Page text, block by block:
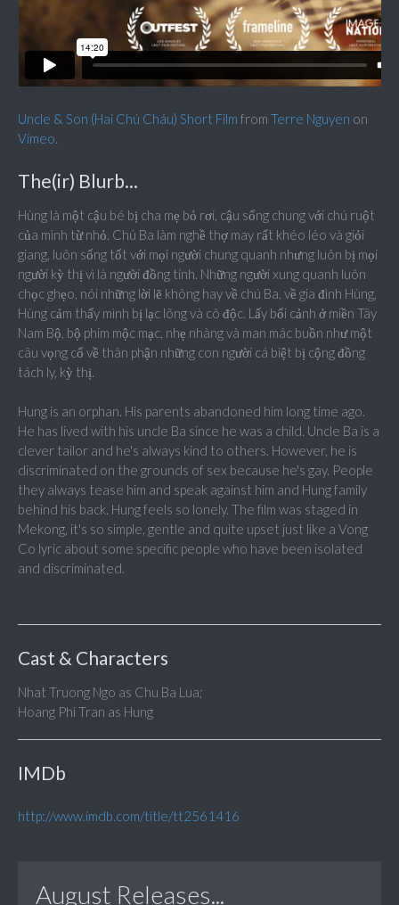
Uncle & Son (Hai Chú Cháu) Short Film from Terre Nguyen on
Vimeo.
The(ir) Blurb...
Hùng là một cậu bé bị cha mẹ bỏ rơi, cậu sống chung với chú ruột
của mình từ nhỏ. Chú Ba làm nghề thợ may rất khéo léo và giỏi
giang, luôn sống tốt với mọi người chung quanh nhưng luôn bị mọi
người kỳ thị vì là người đồng tính. Những người xung quanh luôn
chọc ghẹo, nói những lời lẽ không hay về chú Ba, về gia đình Hùng,
Hùng cảm thấy mình bị lạc lõng và cô độc. Lấy bối cảnh ở miền Tây
Nam Bộ, bộ phim mộc mạc, nhẹ nhàng và man mác buồn như một
câu vọng cổ về thân phận những con người cá biệt bị cộng đồng
tách ly, kỳ thị.
Hung is an orphan. His parents abandoned him long time ago.
He has lived with his uncle Ba since he was a child. Uncle Ba is a
clever tailor and he's always kind to others. However, he is
discriminated on the grounds of sex because he's gay. People
they always tease him and speak against him and Hung family
behind his back. Hung feels so lonely. The film was staged in
Mekong, it's so simple, gentle and quite upset just like a Vong
Co lyric about some specific people who have been isolated
and discriminated.
Cast & Characters
Nhat Truong Ngo as Chu Ba Lua;
Hoang Phi Tran as Hung
IMDb
http://www.imdb.com/title/tt2561416
August Releases...